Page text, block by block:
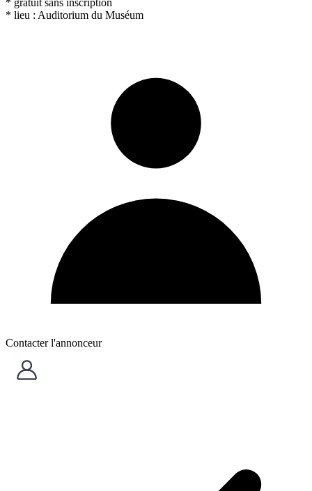
* gratuit sans inscription
* lieu : Auditorium du Muséum
Contacter l'annonceur